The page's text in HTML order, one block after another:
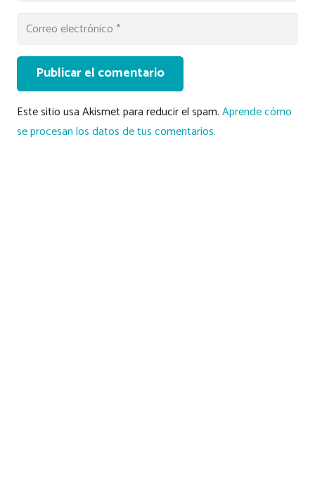
Publicar el comentario
Este sitio usa Akismet para reducir el spam.Aprende cómo
se procesan los datos de tus comentarios.